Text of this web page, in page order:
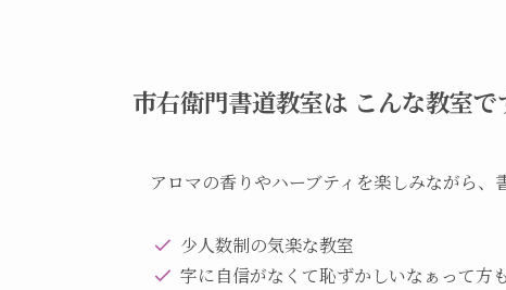
市右衛門書道教室は こんな教室で
アロマの香りやハーブティを楽しみながら、
少人数制の気楽な教室
字に自信がなくて恥ずかしいなぁって方